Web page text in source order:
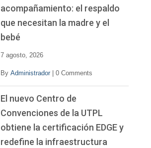
acompañamiento: el respaldo
que necesitan la madre y el
bebé
7 agosto, 2026
By Administrador 0 Comments
El nuevo Centro de
Convenciones de la UTPL
obtiene la certificación EDGE y
redefine la infraestructura